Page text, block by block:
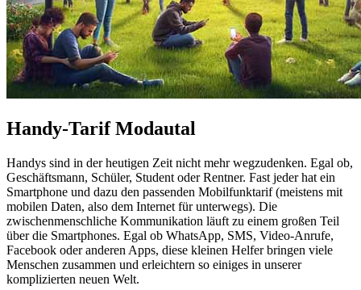
Handy-Tarif Modautal
Handys sind in der heutigen Zeit nicht mehr wegzudenken. Egal ob,
Geschäftsmann, Schüler, Student oder Rentner. Fast jeder hat ein
Smartphone und dazu den passenden Mobilfunktarif (meistens mit
mobilen Daten, also dem Internet für unterwegs). Die
zwischenmenschliche Kommunikation läuft zu einem großen Teil
über die Smartphones. Egal ob WhatsApp, SMS, Video-Anrufe,
Facebook oder anderen Apps, diese kleinen Helfer bringen viele
Menschen zusammen und erleichtern so einiges in unserer
komplizierten neuen Welt.